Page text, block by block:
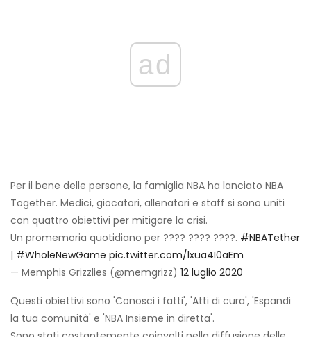
ad
Per il bene delle persone, la famiglia NBA ha lanciato NBA
Together. Medici, giocatori, allenatori e staff si sono uniti
con quattro obiettivi per mitigare la crisi.
Un promemoria quotidiano per ???? ???? ????. #NBATether
| #WholeNewGame pic.twitter.com/lxua4I0aEm
— Memphis Grizzlies (@memgrizz) 12 luglio 2020
Questi obiettivi sono 'Conosci i fatti', 'Atti di cura', 'Espandi
la tua comunità' e 'NBA Insieme in diretta'.